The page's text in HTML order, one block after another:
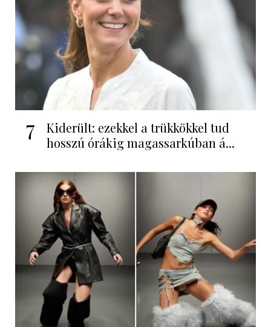
7
Kiderült: ezekkel a trükkökkel tud
hosszú órákig magassarkúban á...